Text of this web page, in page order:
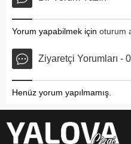
Yorum yapabilmek için oturum
Ziyaretçi Yorumları -
Henüz yorum yapılmamış.